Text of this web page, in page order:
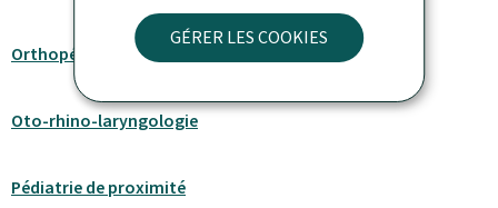
GÉRER LES COOKIES
Orthopédie
Oto-rhino-laryngologie
Pédiatrie de proximité